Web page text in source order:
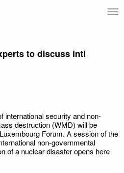
to discuss intl
international security and non-
destruction (WMD) will be
Forum. A session of the
non-governmental
of a nuclear disaster opens here